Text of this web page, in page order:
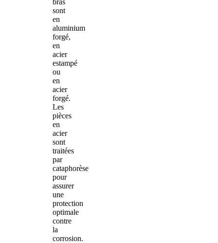
sont
en
aluminium
forgé,
en
acier
estampé
ou
en
acier
forgé.
Les
pièces
en
acier
sont
traitées
par
cataphorèse
pour
assurer
une
protection
optimale
contre
la
corrosion.